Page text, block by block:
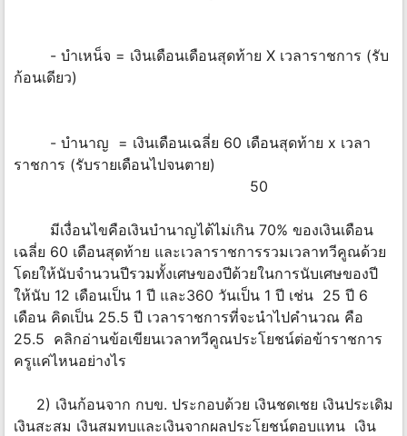
- บำเหน็จ = เงินเดือนเดือนสุดท้าย X เวลาราชการ (รับ
ก้อนเดียว)
- บำนาญ = เงินเดือนเฉลี่ย 60 เดือนสุดท้าย x เวลา
ราชการ (รับรายเดือนไปจนตาย)
50
มีเงื่อนไขคือเงินบำนาญได้ไม่เกิน 70% ของเงินเดือน
เฉลี่ย 60 เดือนสุดท้าย และเวลาราชการรวมเวลาทวีคูณด้วย
โดยให้นับจำนวนปีรวมทั้งเศษของปีด้วยในการนับเศษของปี
ให้นับ 12 เดือนเป็น 1 ปี และ360 วันเป็น 1 ปี เช่น 25 ปี 6
เดือน คิดเป็น 25.5 ปี เวลาราชการที่จะนำไปคำนวณ คือ
25.5 คลิกอ่านข้อเขียนเวลาทวีคูณประโยชน์ต่อข้าราชการ
ครูแค่ไหนอย่างไร
2) เงินก้อนจาก กบข. ประกอบด้วย เงินชดเชย เงินประเดิม
เงินสะสม เงินสมทบและเงินจากผลประโยชน์ตอบแทน เงิน